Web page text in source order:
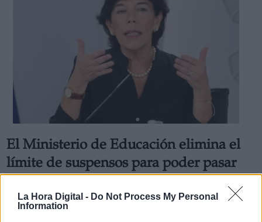
La Hora Digital - Do Not Process My Personal
Information
El Ministerio de Educación elimina el
límite de suspensos para poder pasar
Por Lydia Navarro
Más artículos de este autor